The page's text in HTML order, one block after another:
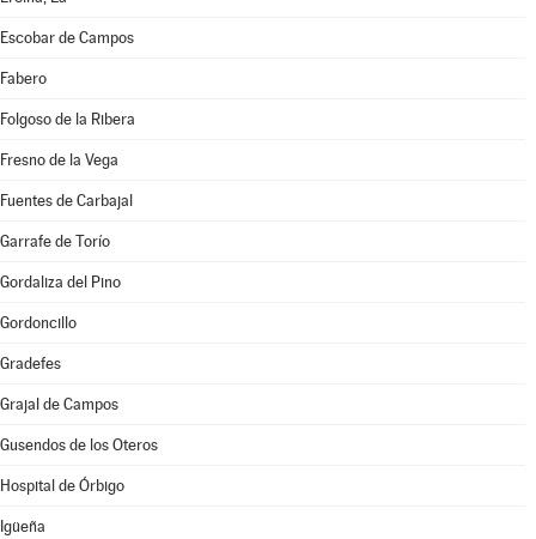
Escobar de Campos
Fabero
Folgoso de la Ribera
Fresno de la Vega
Fuentes de Carbajal
Garrafe de Torío
Gordaliza del Pino
Gordoncillo
Gradefes
Grajal de Campos
Gusendos de los Oteros
Hospital de Órbigo
Igüeña